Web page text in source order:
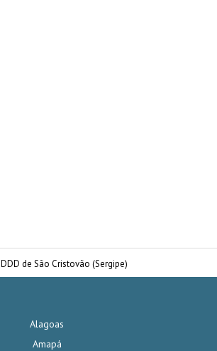
DDD de São Cristovão (Sergipe)
Alagoas
Amapá